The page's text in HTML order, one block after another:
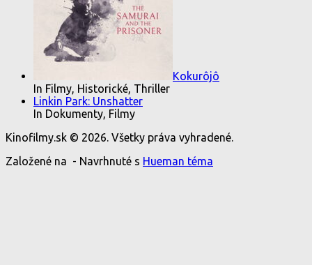
Kokurôjô
In Filmy, Historické, Thriller
Linkin Park: Unshatter
In Dokumenty, Filmy
Kinofilmy.sk © 2026. Všetky práva vyhradené.
Založené na - Navrhnuté s Hueman téma